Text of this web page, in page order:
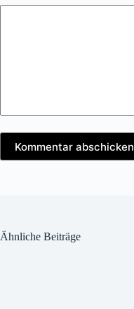
Kommentar abschicken
Ähnliche Beiträge